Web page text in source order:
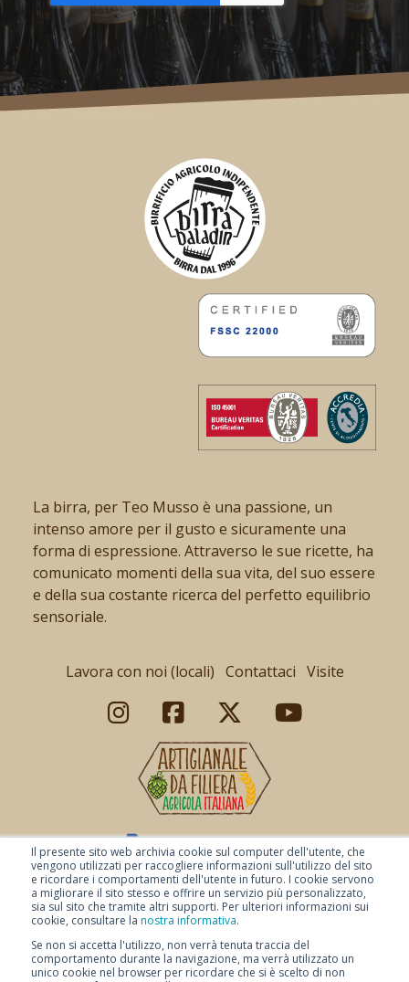
Il presente sito web archivia cookie sul computer dell'utente, che
vengono utilizzati per raccogliere informazioni sull'utilizzo del sito
e ricordare i comportamenti dell'utente in futuro. I cookie servono
a migliorare il sito stesso e offrire un servizio più personalizzato,
sia sul sito che tramite altri supporti. Per ulteriori informazioni sui
cookie, consultare la nostra informativa.
Se non si accetta l'utilizzo, non verrà tenuta traccia del
comportamento durante la navigazione, ma verrà utilizzato un
unico cookie nel browser per ricordare che si è scelto di non
La birra, per Teo Musso è una passione, un
intenso amore per il gusto e sicuramente una
forma di espressione. Attraverso le sue ricette, ha
comunicato momenti della sua vita, del suo essere
e della sua costante ricerca del perfetto equilibrio
sensoriale.
Lavora con noi (locali) Contattaci Visite
© Copyright 2026 Baladin -Pagamenti sicuri-Condizioni di vendita